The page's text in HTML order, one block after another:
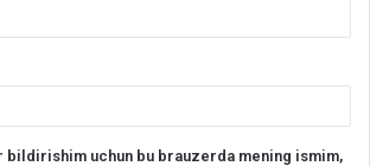
bildirishim uchun bu brauzerda mening ismim,